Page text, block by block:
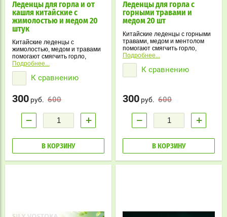
Леденцы для горла и от
кашля китайские с
жимолостью и медом 20
штук
Китайские леденцы с
жимолостью, медом и травами
помогают смягчить горло,
уменьшить першение и
освежить дыхание.
Натуральный состав и
приятный вкус делают их
использования.
Подробнее...
К сравнению
600
300 руб.
− +
В КОРЗИНУ
Леденцы для горла с
горными травами и
медом 20 шт
Китайские леденцы с горными
травами, медом и ментолом
помогают смягчить горло,
уменьшить першение и
подарить ощущение свежести.
Натуральный состав и
приятный вкус делают их
Подробнее...
К сравнению
600
300 руб.
− +
В КОРЗИНУ